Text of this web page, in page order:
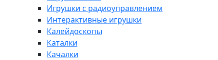
Игрушки с радиоуправлением
Интерактивные игрушки
Калейдоскопы
Каталки
Качалки